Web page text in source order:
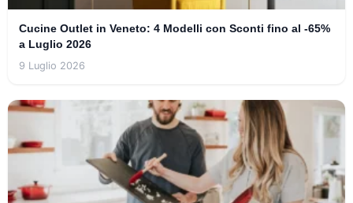
Cucine Outlet in Veneto: 4 Modelli con Sconti fino al -65%
a Luglio 2026
9 Luglio 2026